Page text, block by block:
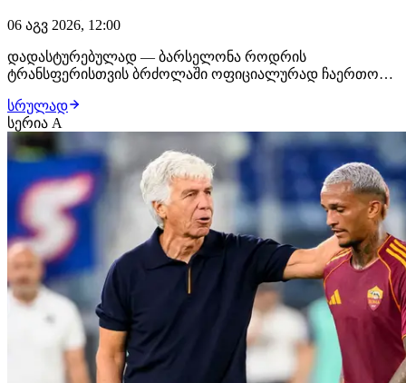
06 აგვ 2026, 12:00
დადასტურებულად — ბარსელონა როდრის
ტრანსფერისთვის ბრძოლაში ოფიციალურად ჩაერთო
მუშაობას იწყებს. კატალონიური კლუბი
ფეხბურთელისთვის პირველ ოფიციალურ შეთავაზებას
ამზადებს და უახლოეს პერიოდში მხარეებს შორის
მოლაპარაკებები კიდევ უფრო ინტენსიუ…
სრულად
სერია A